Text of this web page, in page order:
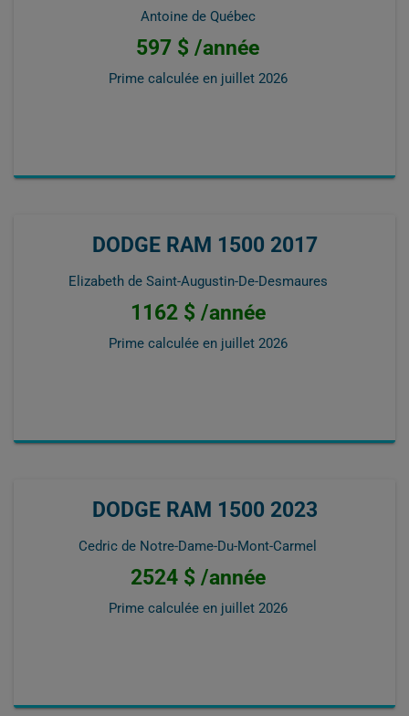
Antoine de Québec
597 $ /année
Prime calculée en juillet 2026
DODGE RAM 1500 2017
Elizabeth de Saint-Augustin-De-Desmaures
1162 $ /année
Prime calculée en juillet 2026
DODGE RAM 1500 2023
Cedric de Notre-Dame-Du-Mont-Carmel
2524 $ /année
Prime calculée en juillet 2026